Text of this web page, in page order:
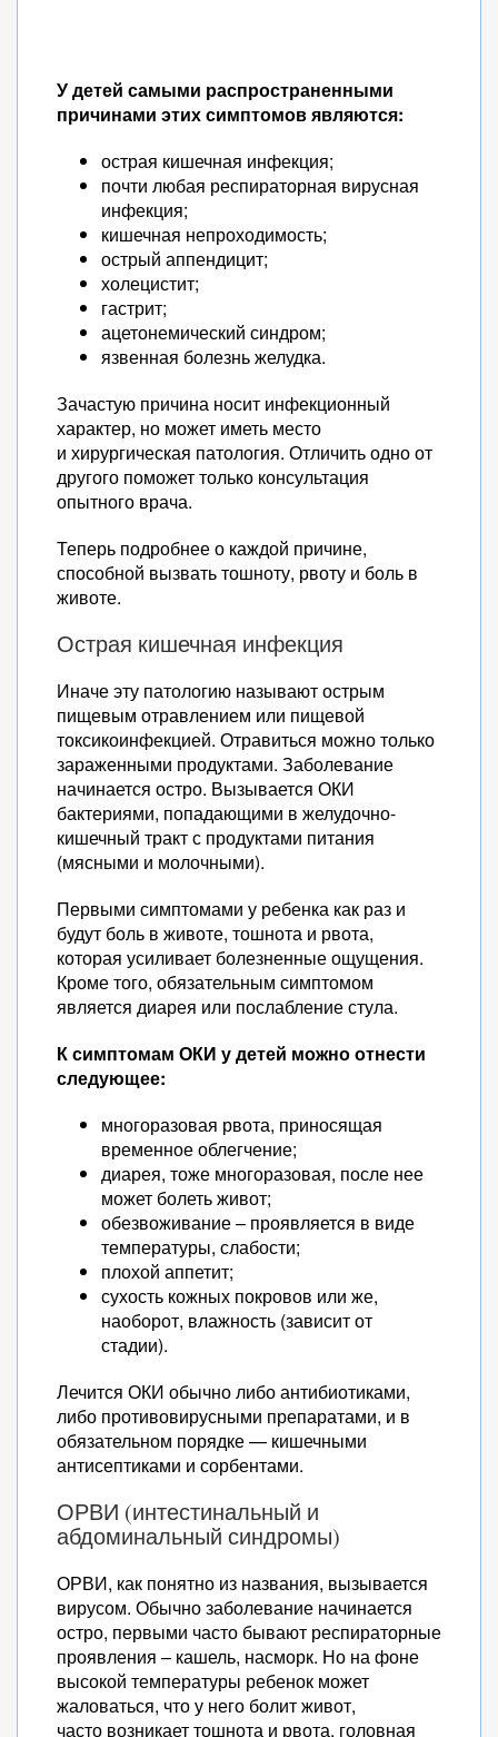
У детей самыми распространенными
причинами этих симптомов являются:
острая кишечная инфекция;
почти любая респираторная вирусная
инфекция;
кишечная непроходимость;
острый аппендицит;
холецистит;
гастрит;
ацетонемический синдром;
язвенная болезнь желудка.
Зачастую причина носит инфекционный
характер, но может иметь место
и хирургическая патология. Отличить одно от
другого поможет только консультация
опытного врача.
Теперь подробнее о каждой причине,
способной вызвать тошноту, рвоту и боль в
животе.
Острая кишечная инфекция
Иначе эту патологию называют острым
пищевым отравлением или пищевой
токсикоинфекцией. Отравиться можно только
зараженными продуктами. Заболевание
начинается остро. Вызывается ОКИ
бактериями, попадающими в желудочно-
кишечный тракт с продуктами питания
(мясными и молочными).
Первыми симптомами у ребенка как раз и
будут боль в животе, тошнота и рвота,
которая усиливает болезненные ощущения.
Кроме того, обязательным симптомом
является диарея или послабление стула.
К симптомам ОКИ у детей можно отнести
следующее:
многоразовая рвота, приносящая
временное облегчение;
диарея, тоже многоразовая, после нее
может болеть живот;
обезвоживание – проявляется в виде
температуры, слабости;
плохой аппетит;
сухость кожных покровов или же,
наоборот, влажность (зависит от
стадии).
Лечится ОКИ обычно либо антибиотиками,
либо противовирусными препаратами, и в
обязательном порядке — кишечными
антисептиками и сорбентами.
ОРВИ (интестинальный и
абдоминальный синдромы)
ОРВИ, как понятно из названия, вызывается
вирусом. Обычно заболевание начинается
остро, первыми часто бывают респираторные
проявления – кашель, насморк. Но на фоне
высокой температуры ребенок может
жаловаться, что у него болит живот,
часто возникает тошнота и рвота, головная